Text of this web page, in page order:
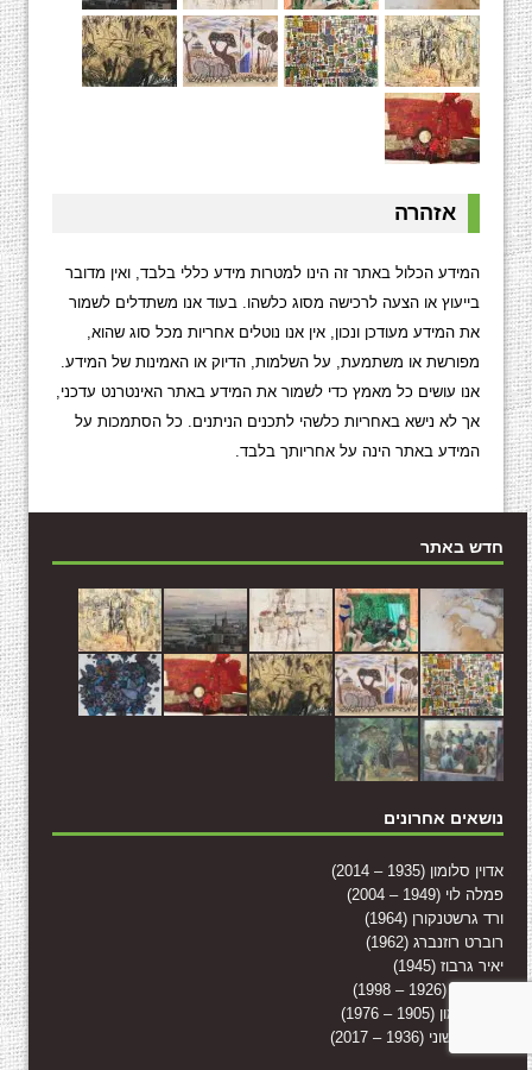
אזהרה
המידע הכלול באתר זה הינו למטרות מידע כללי בלבד, ואין מדובר
בייעוץ או הצעה לרכישה מסוג כלשהו. בעוד אנו משתדלים לשמור
את המידע מעודכן ונכון, אין אנו נוטלים אחריות מכל סוג שהוא,
מפורשת או משתמעת, על השלמות, הדיוק או האמינות של המידע.
אנו עושים כל מאמץ כדי לשמור את המידע באתר האינטרנט עדכני,
אך לא נישא באחריות כלשהי לתכנים הניתנים. כל הסתמכות על
המידע באתר הינה על אחריותך בלבד.
חדש באתר
נושאים אחרונים
אדוין סלומון (1935 – 2014)
פמלה לוי (1949 – 2004)
ורד גרשטנקורן (1964)
רוברט רוזנברג (1962)
יאיר גרבוז (1945)
יונה לוטן (1926 – 1998)
יוחנן סימון (1905 – 1976)
משה גרשוני (1936 – 2017)